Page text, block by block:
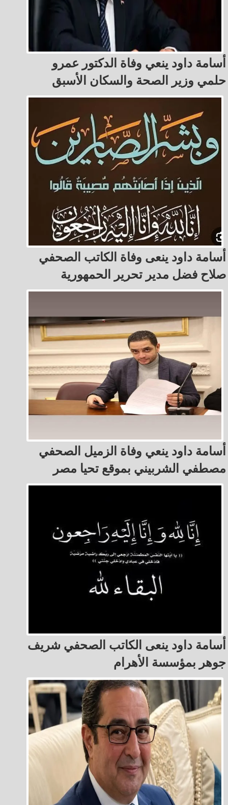
أسامة داود ينعي وفاة الدكتور عمرو
حلمي وزير الصحة والسكان الأسبق
أسامة داود ينعى وفاة الكاتب الصحفي
صلاح فضل مدير تحرير الحمهورية
أسامة داود ينعي وفاة الزميل الصحفي
مصطفي الشربيني بموقع تحيا مصر
أسامة داود ينعى الكاتب الصحفي شريف
جوهر بمؤسسة الأهرام